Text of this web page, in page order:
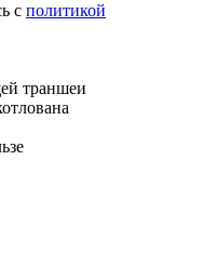
с политикой
траншеи